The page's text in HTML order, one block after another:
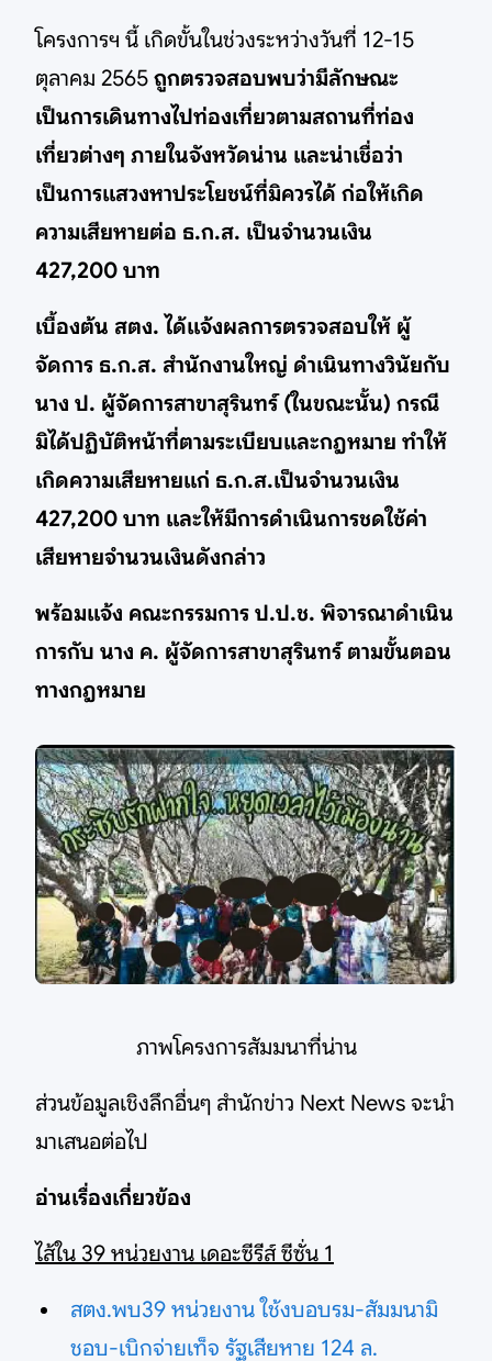
โครงการฯ นี้ เกิดขั้นในช่วงระหว่างวันที่ 12-15
ตุลาคม 2565 ถูกตรวจสอบพบว่ามีลักษณะ
เป็นการเดินทางไปท่องเที่ยวตามสถานที่ท่อง
เที่ยวต่างๆ ภายในจังหวัดน่าน และน่าเชื่อว่า
เป็นการแสวงหาประโยชน์ที่มิควรได้ ก่อให้เกิด
ความเสียหายต่อ ธ.ก.ส. เป็นจำนวนเงิน
427,200 บาท
เบื้องต้น สตง. ได้แจ้งผลการตรวจสอบให้ ผู้
จัดการ ธ.ก.ส. สำนักงานใหญ่ ดำเนินทางวินัยกับ
นาง ป. ผู้จัดการสาขาสุรินทร์ (ในขณะนั้น) กรณี
มิได้ปฏิบัติหน้าที่ตามระเบียบและกฎหมาย ทำให้
เกิดความเสียหายแก่ ธ.ก.ส.เป็นจำนวนเงิน
427,200 บาท และให้มีการดำเนินการชดใช้ค่า
เสียหายจำนวนเงินดังกล่าว
พร้อมแจ้ง คณะกรรมการ ป.ป.ช. พิจารณาดำเนิน
การกับ นาง ค. ผู้จัดการสาขาสุรินทร์ ตามขั้นตอน
ทางกฎหมาย
ภาพโครงการสัมมนาที่น่าน
ส่วนข้อมูลเชิงลึกอื่นๆ สำนักข่าว Next News จะนำ
มาเสนอต่อไป
อ่านเรื่องเกี่ยวข้อง
ไส้ใน 39 หน่วยงาน เดอะซีรีส์ ซีซั่น 1
สตง.พบ39 หน่วยงาน ใช้งบอบรม-สัมมนามิ
ชอบ-เบิกจ่ายเท็จ รัฐเสียหาย 124 ล.